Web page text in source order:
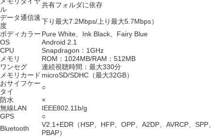
ル
共有フォルダに依存
データ通信速
度
下り最大7.2Mbps/上り最大5.7Mbps）
ボディカラー Pure White、Ink Black、Fairy Blue
OS
Android 2.1
CPU
Snapdragon：1GHz
メモリ
ROM：1024MB/RAM：512MB
ワンセグ
連続視聴時間：最大330分
メモリカード microSD/SDHC（最大32GB）
おサイフケー
タイ
○
防水
×
無線LAN
IEEE802.11b/g
GPS
○
Bluetooth
V2.1+EDR（HSP、HFP、OPP、A2DP、AVRCP、SPP、
PBAP）